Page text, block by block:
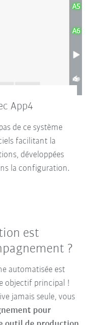
App4
de ce système
facilitant la
développées
la configuration.
est
?
automatisée est
objectif principal !
jamais seule, vous
pour